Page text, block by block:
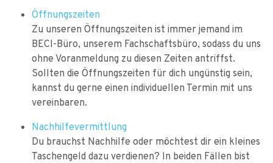
Öffnungszeiten
Zu unseren Öffnungszeiten ist immer jemand im
BECI-Büro, unserem Fachschaftsbüro, sodass du uns
ohne Voranmeldung zu diesen Zeiten antriffst.
Sollten die Öffnungszeiten für dich ungünstig sein,
kannst du gerne einen individuellen Termin mit uns
vereinbaren.
Nachhilfevermittlung
Du brauchst Nachhilfe oder möchtest dir ein kleines
Taschengeld dazu verdienen? In beiden Fällen bist